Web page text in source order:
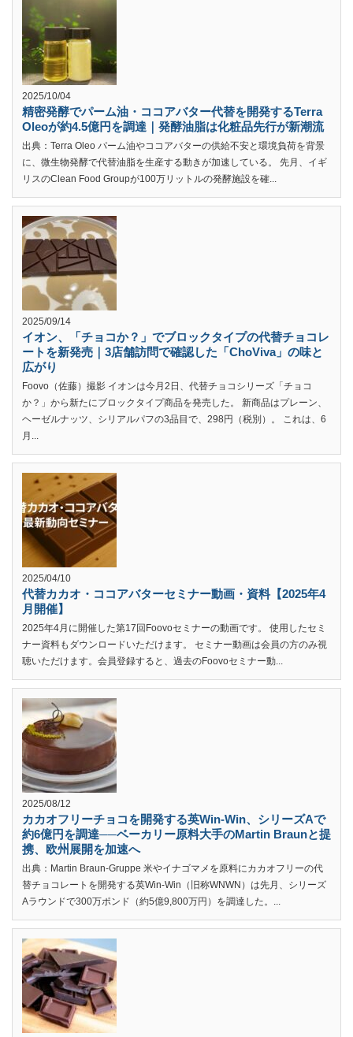
2025/10/04
精密発酵でパーム油・ココアバター代替を開発するTerra
Oleoが約4.5億円を調達｜発酵油脂は化粧品先行が新潮流
出典：Terra Oleo パーム油やココアバターの供給不安と環境負荷を背景
に、微生物発酵で代替油脂を生産する動きが加速している。 先月、イギ
リスのClean Food Groupが100万リットルの発酵施設を確...
2025/09/14
イオン、「チョコか？」でブロックタイプの代替チョコレ
ートを新発売｜3店舗訪問で確認した「ChoViva」の味と
広がり
Foovo（佐藤）撮影 イオンは今月2日、代替チョコシリーズ「チョコ
か？」から新たにブロックタイプ商品を発売した。 新商品はプレーン、
ヘーゼルナッツ、シリアルパフの3品目で、298円（税別）。 これは、6
月...
2025/04/10
代替カカオ・ココアバターセミナー動画・資料【2025年4
月開催】
2025年4月に開催した第17回Foovoセミナーの動画です。 使用したセミ
ナー資料もダウンロードいただけます。 セミナー動画は会員の方のみ視
聴いただけます。会員登録すると、過去のFoovoセミナー動...
2025/08/12
カカオフリーチョコを開発する英Win-Win、シリーズAで
約6億円を調達──ベーカリー原料大手のMartin Braunと提
携、欧州展開を加速へ
出典：Martin Braun-Gruppe 米やイナゴマメを原料にカカオフリーの代
替チョコレートを開発する英Win-Win（旧称WNWN）は先月、シリーズ
Aラウンドで300万ポンド（約5億9,800万円）を調達した。...